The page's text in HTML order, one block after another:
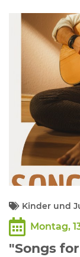
Kinder und
Montag,
"Songs